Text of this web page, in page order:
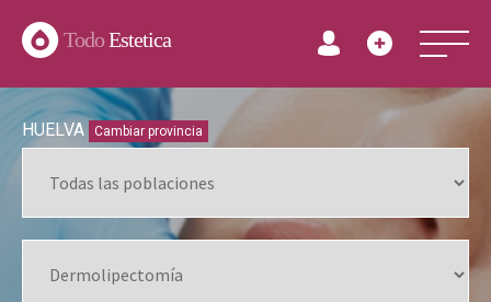
TodoEstetica
HUELVA Cambiar provincia